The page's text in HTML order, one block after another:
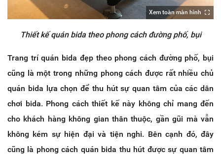
Xem toàn màn hình
Thiết kế quán bida theo phong cách đường phố, bụi
Trang trí quán bida đẹp theo phong cách đường phố, bụi
cũng là một trong những phong cách được rất nhiều chủ
quán bida lựa chọn để thu hút sự quan tâm của các dân
chơi bida. Phong cách thiết kế này không chỉ mang đến
cho khách hàng không gian thân thuộc, gần gũi mà vẫn
không kém sự hiện đại và tiện nghi. Bên cạnh đó, đây
cũng là phong cách quán bida thu hút được sự quan tâm